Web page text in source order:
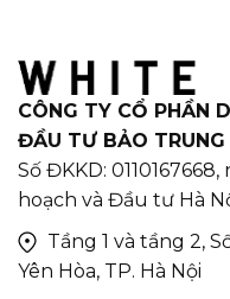
CÔNG TY CỔ PHẦN
ĐẦU TƯ BẢO TRUNG
Số ĐKKD:
hoạch và Đầu tư Hà
Tầng 1 và tầng 2,
Yên Hòa, TP. Hà Nội